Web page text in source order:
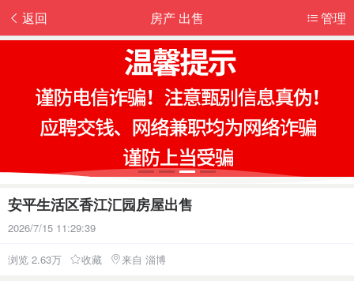
返回 管理
房产 出售
安平生活区香江汇园房屋出售
2026/7/15 11:29:39
浏览 2.63万 收藏 来自 淄博